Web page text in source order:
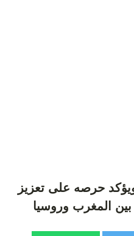
حرصه على تعزيز
بين المغرب وروسيا